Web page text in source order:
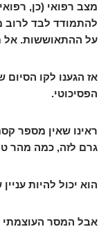
מצב רפואי (כן,
להתמודד לבד לרוב
על ההתאוששות. אל
אז הגענו לקו
הפסיכוטי.
ראינו שאין מספר
גרם לזה, כמה מהר
הוא יכול להיות
אבל המסר העוצמתי